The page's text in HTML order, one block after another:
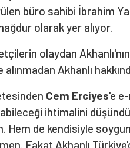
büro sahibi İbrahim
olarak yer alıyor.
olaydan
Akhanlı
Cem Erciyes'e
ihtimalini
Hem de kendisiyle
Fakat Akhanlı